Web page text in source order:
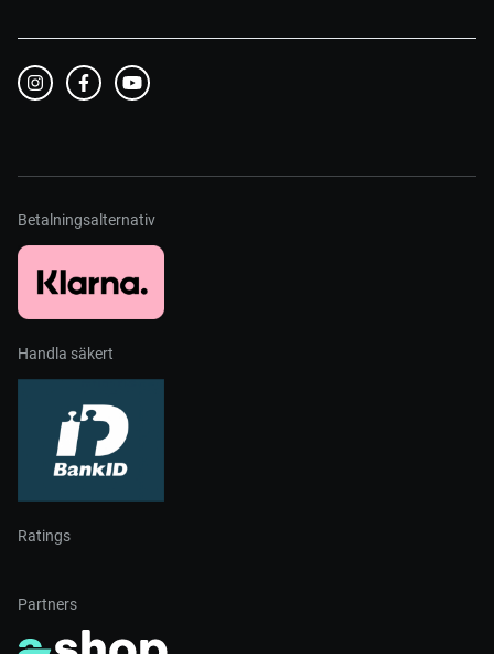
Betalningsalternativ
Handla säkert
Ratings
Partners